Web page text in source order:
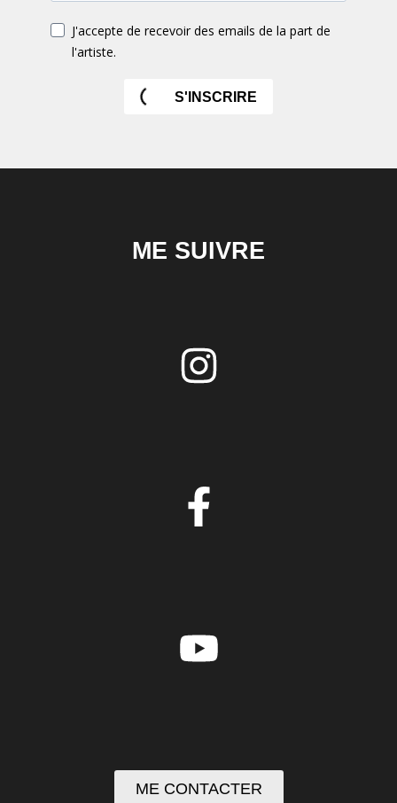
J'accepte de recevoir des emails de la part de
l'artiste.
S'INSCRIRE
ME SUIVRE
ME CONTACTER